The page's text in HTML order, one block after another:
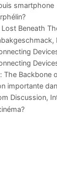
smartphone
Lost Beneath
Leistung im
The Backbone
importante
Discussion,